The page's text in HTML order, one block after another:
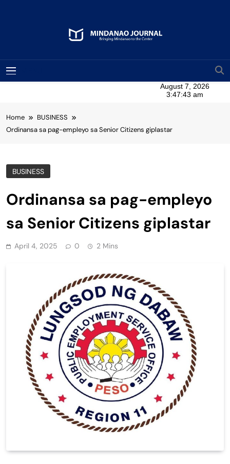
Mindanao Journal
Home
BUSINESS
Ordinansa sa pag-empleyo sa Senior Citizens giplastar
BUSINESS
Ordinansa sa pag-empleyo
sa Senior Citizens giplastar
April 4, 2025 0 2 Mins